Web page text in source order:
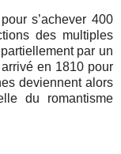
s’achever 400
des multiples
par un
en 1810 pour
deviennent alors
du romantisme